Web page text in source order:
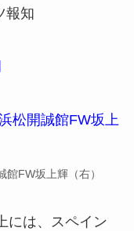
報知
FW坂上輝（右）
には、スペイン